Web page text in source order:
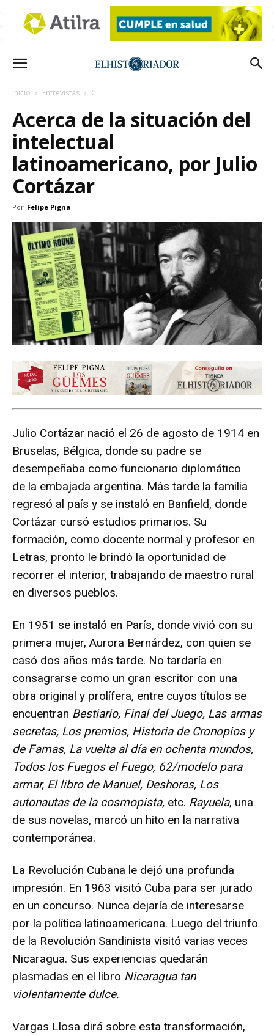
Inicio Entrevistas C
Acerca de la situación del
intelectual
latinoamericano, por Julio
Cortázar
Por Felipe Pigna -
Julio Cortázar nació el 26 de agosto de 1914 en
Bruselas, Bélgica, donde su padre se
desempeñaba como funcionario diplomático
de la embajada argentina. Más tarde la familia
regresó al país y se instaló en Banfield, donde
Cortázar cursó estudios primarios. Su
formación, como docente normal y profesor en
Letras, pronto le brindó la oportunidad de
recorrer el interior, trabajando de maestro rural
en diversos pueblos.
En 1951 se instaló en París, donde vivió con su
primera mujer, Aurora Bernárdez, con quien se
casó dos años más tarde. No tardaría en
consagrarse como un gran escritor con una
obra original y prolífera, entre cuyos títulos se
encuentran Bestiario, Final del Juego, Las armas
secretas, Los premios, Historia de Cronopios y
de Famas, La vuelta al día en ochenta mundos,
Todos los Fuegos el Fuego, 62/modelo para
armar, El libro de Manuel, Deshoras, Los
autonautas de la cosmopista, etc. Rayuela, una
de sus novelas, marcó un hito en la narrativa
contemporánea.
La Revolución Cubana le dejó una profunda
impresión. En 1963 visitó Cuba para ser jurado
en un concurso. Nunca dejaría de interesarse
por la política latinoamericana. Luego del triunfo
de la Revolución Sandinista visitó varias veces
Nicaragua. Sus experiencias quedarán
plasmadas en el libro Nicaragua tan
violentamente dulce.
Vargas Llosa dirá sobre esta transformación,